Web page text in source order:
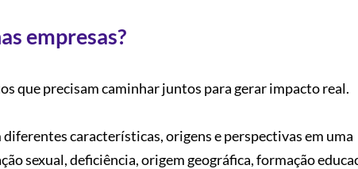
empresas?
que precisam caminhar juntos para gerar impacto real.
diferentes características, origens e perspectivas em uma
sexual, deficiência, origem geográfica, formação